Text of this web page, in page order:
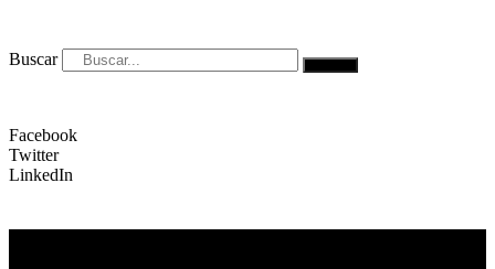
Buscar
Facebook
Twitter
LinkedIn